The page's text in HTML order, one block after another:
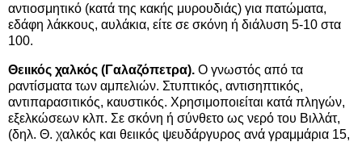
αντιοσμητικό (κατά της κακής μυρουδιάς) για πατώματα,
εδάφη λάκκους, αυλάκια, είτε σε σκόνη ή διάλυση 5-10 στα
100.
Θειικός χαλκός (Γαλαζόπετρα). Ο γνωστός από τα
ραντίσματα των αμπελιών. Στυπτικός, αντισηπτικός,
αντιπαρασιτικός, καυστικός. Χρησιμοποιείται κατά πληγών,
εξελκώσεων κλπ. Σε σκόνη ή σύνθετο ως νερό του Βιλλάτ,
(δηλ. Θ. χαλκός και θειικός ψευδάργυρος ανά γραμμάρια 15,